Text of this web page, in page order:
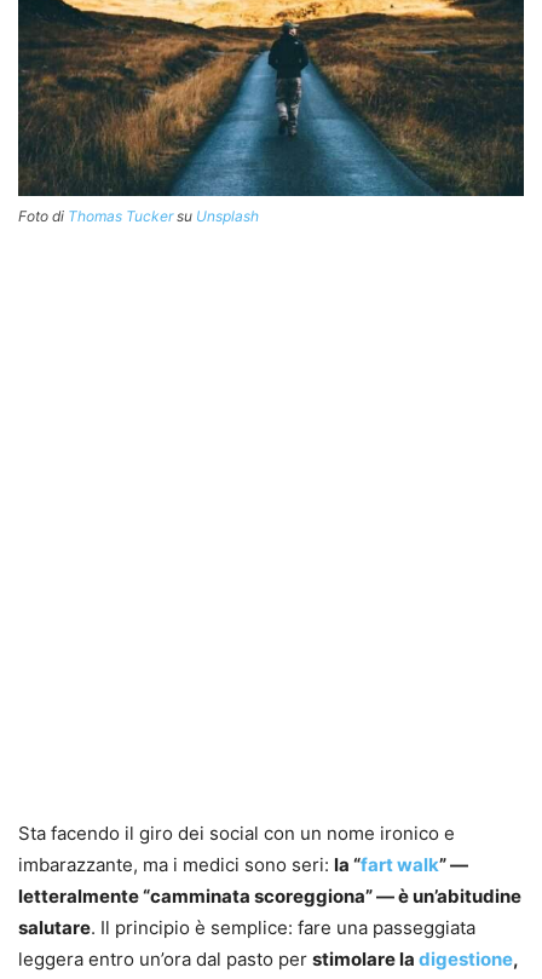
Foto di Thomas Tuckersu Unsplash
Sta facendo il giro dei social con un nome ironico e
imbarazzante, ma i medici sono seri: la “fart walk” —
letteralmente “camminata scoreggiona” — è un’abitudine
salutare. Il principio è semplice: fare una passeggiata
leggera entro un’ora dal pasto per stimolare la digestione,